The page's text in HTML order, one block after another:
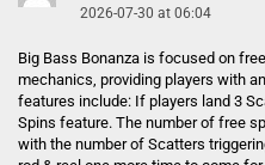
2026-07-30 at 06:04
Big Bass Bonanza is focused on
mechanics, providing players with
features include: If players land 3
Spins feature. The number of free
with the number of Scatters